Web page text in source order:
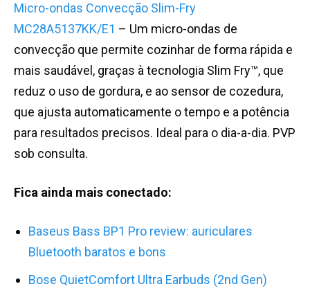
Micro-ondas Convecção Slim-Fry
MC28A5137KK/E1 – Um micro-ondas de
convecção que permite cozinhar de forma rápida e
mais saudável, graças à tecnologia Slim Fry™, que
reduz o uso de gordura, e ao sensor de cozedura,
que ajusta automaticamente o tempo e a potência
para resultados precisos. Ideal para o dia-a-dia. PVP
sob consulta.
Fica ainda mais conectado:
Baseus Bass BP1 Pro review: auriculares
Bluetooth baratos e bons
Bose QuietComfort Ultra Earbuds (2nd Gen)